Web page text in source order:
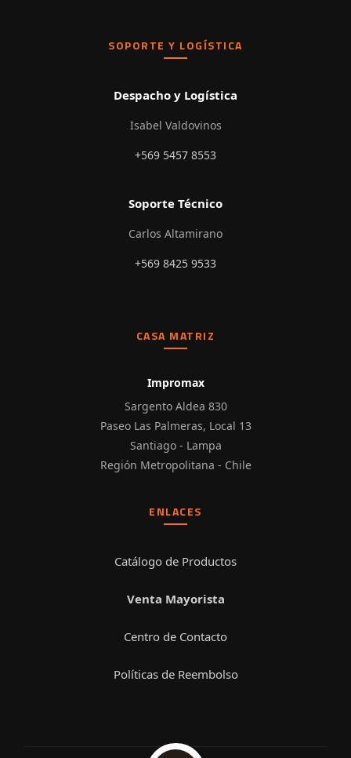
SOPORTE Y LOGÍSTICA
Despacho y Logística
Isabel Valdovinos
+569 5457 8553
Soporte Técnico
Carlos Altamirano
+569 8425 9533
CASA MATRIZ
Impromax
Sargento Aldea 830
Paseo Las Palmeras, Local 13
Santiago - Lampa
Región Metropolitana - Chile
ENLACES
Catálogo de Productos
Venta Mayorista
Centro de Contacto
Políticas de Reembolso